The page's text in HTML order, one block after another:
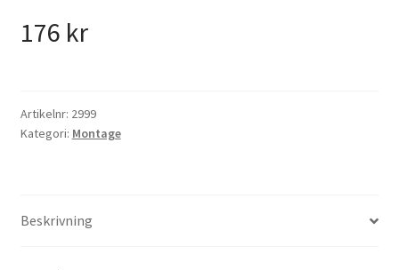
176 kr
Artikelnr: 2999
Kategori: Montage
Beskrivning